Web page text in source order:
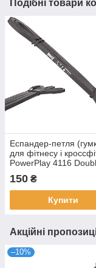
Подібні товари
Еспандер-петля
для фітнесу і
PowerPlay 4116
Colors Чорно/Сіра (2-
150 ₴
Купити
Акційні
–10%